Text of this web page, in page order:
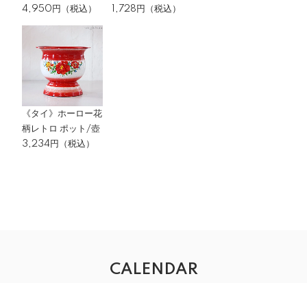
4,950円（税込）
1,728円（税込）
《タイ》ホーロー花
柄レトロ ポット/壺
3,234円（税込）
CALENDAR